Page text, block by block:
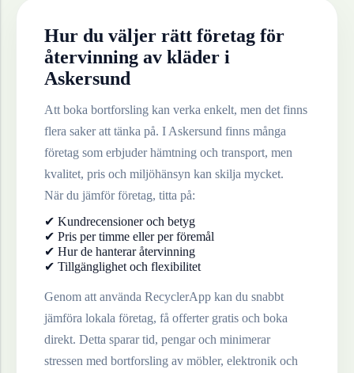
Hur du väljer rätt företag för
återvinning av kläder i
Askersund
Att boka bortforsling kan verka enkelt, men det finns
flera saker att tänka på. I Askersund finns många
företag som erbjuder hämtning och transport, men
kvalitet, pris och miljöhänsyn kan skilja mycket.
När du jämför företag, titta på:
✔ Kundrecensioner och betyg
✔ Pris per timme eller per föremål
✔ Hur de hanterar återvinning
✔ Tillgänglighet och flexibilitet
Genom att använda RecyclerApp kan du snabbt
jämföra lokala företag, få offerter gratis och boka
direkt. Detta sparar tid, pengar och minimerar
stressen med bortforsling av möbler, elektronik och